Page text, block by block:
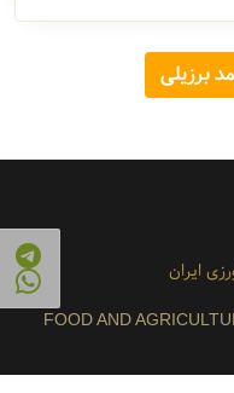
برزیلی
ایران
FOOD AND